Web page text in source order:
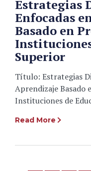
Estrategias
Enfocadas
Basado en
Superior
Título: Estrategias
Aprendizaje Basado
Instituciones de
Read More